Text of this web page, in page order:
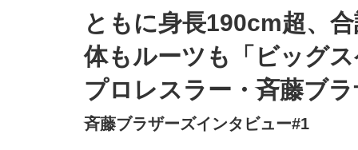
ともに身長190cm超、
体もルーツも「ビッグ
プロレスラー・斉藤ブ
斉藤ブラザーズインタビュー#1